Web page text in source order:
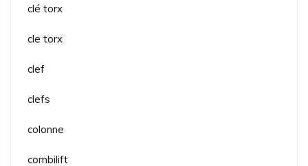
clé torx
cle torx
clef
clefs
colonne
combilift